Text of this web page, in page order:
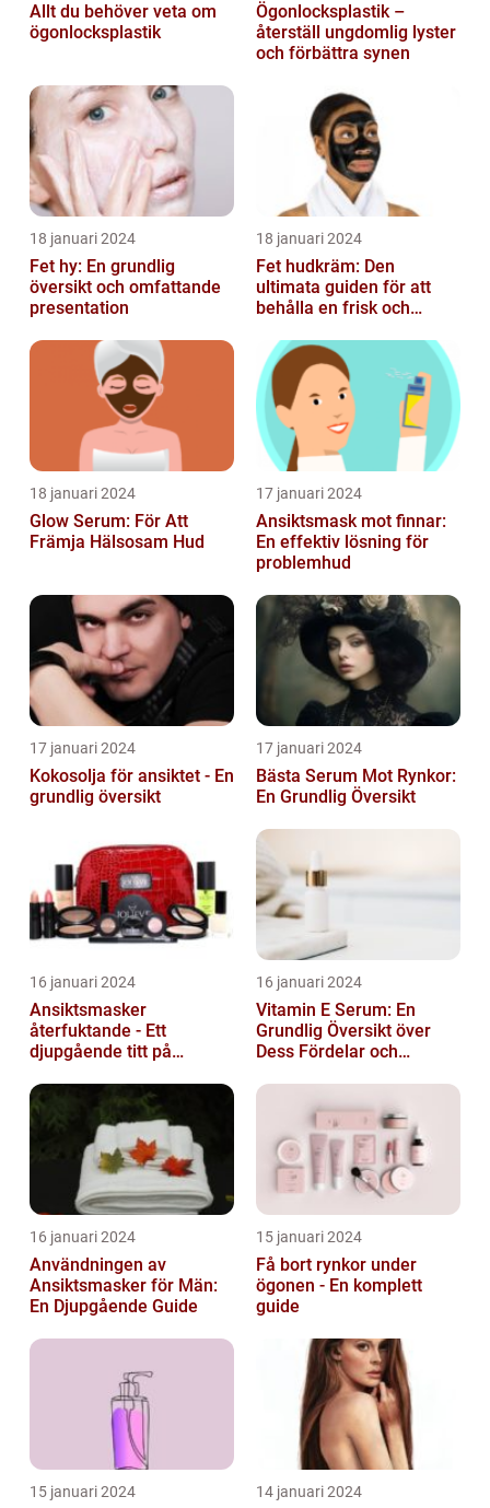
Allt du behöver veta om
ögonlocksplastik
Ögonlocksplastik –
återställ ungdomlig lyster
och förbättra synen
18 januari 2024
Fet hy: En grundlig
översikt och omfattande
presentation
18 januari 2024
Fet hudkräm: Den
ultimata guiden för att
behålla en frisk och
18 januari 2024
Glow Serum: För Att
Främja Hälsosam Hud
17 januari 2024
Ansiktsmask mot finnar:
En effektiv lösning för
problemhud
17 januari 2024
Kokosolja för ansiktet - En
grundlig översikt
17 januari 2024
Bästa Serum Mot Rynkor:
En Grundlig Översikt
16 januari 2024
Ansiktsmasker
återfuktande - Ett
djupgående titt på
fenomen
16 januari 2024
Vitamin E Serum: En
Grundlig Översikt över
Dess Fördelar och
16 januari 2024
Användningen av
Ansiktsmasker för Män:
En Djupgående Guide
15 januari 2024
Få bort rynkor under
ögonen - En komplett
guide
15 januari 2024 14 januari 2024